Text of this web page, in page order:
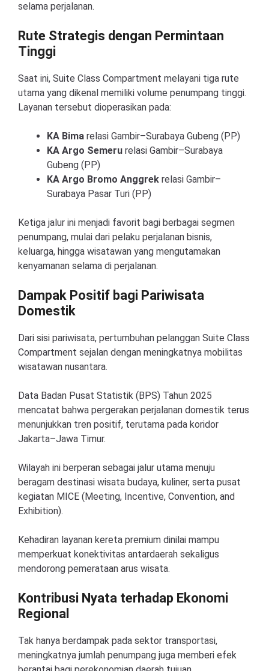
selama perjalanan.
Rute Strategis dengan Permintaan
Tinggi
Saat ini, Suite Class Compartment melayani tiga rute
utama yang dikenal memiliki volume penumpang tinggi.
Layanan tersebut dioperasikan pada:
KA Bima relasi Gambir–Surabaya Gubeng (PP)
KA Argo Semeru relasi Gambir–Surabaya
Gubeng (PP)
KA Argo Bromo Anggrek relasi Gambir–
Surabaya Pasar Turi (PP)
Ketiga jalur ini menjadi favorit bagi berbagai segmen
penumpang, mulai dari pelaku perjalanan bisnis,
keluarga, hingga wisatawan yang mengutamakan
kenyamanan selama di perjalanan.
Dampak Positif bagi Pariwisata
Domestik
Dari sisi pariwisata, pertumbuhan pelanggan Suite Class
Compartment sejalan dengan meningkatnya mobilitas
wisatawan nusantara.
Data Badan Pusat Statistik (BPS) Tahun 2025
mencatat bahwa pergerakan perjalanan domestik terus
menunjukkan tren positif, terutama pada koridor
Jakarta–Jawa Timur.
Wilayah ini berperan sebagai jalur utama menuju
beragam destinasi wisata budaya, kuliner, serta pusat
kegiatan MICE (Meeting, Incentive, Convention, and
Exhibition).
Kehadiran layanan kereta premium dinilai mampu
memperkuat konektivitas antardaerah sekaligus
mendorong pemerataan arus wisata.
Kontribusi Nyata terhadap Ekonomi
Regional
Tak hanya berdampak pada sektor transportasi,
meningkatnya jumlah penumpang juga memberi efek